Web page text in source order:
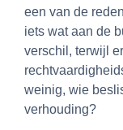
een van de
iets wat aan de
verschil, terwijl
weinig, wie
verhouding?